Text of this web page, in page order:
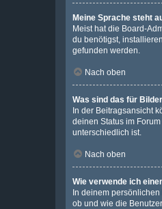
Meine Sprache steht
Meist hat die Board-
du benötigst,
gefunden werden.
Nach oben
Was sind das für
In der Beitragsansicht
deinen Status im
unterschiedlich ist.
Nach oben
Wie verwende ich
In deinem
ob und wie die